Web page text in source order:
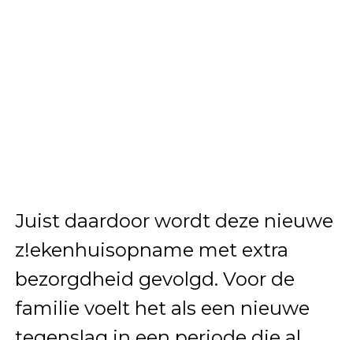
Juist daardoor wordt deze nieuwe
z!ekenhuisopname met extra
bezorgdheid gevolgd. Voor de
familie voelt het als een nieuwe